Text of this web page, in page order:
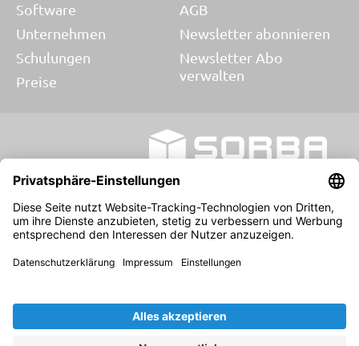
Software
Unternehmen
Schulungen
Preise
AGB
Newsletter abonnieren
Newsletter Abo
verwalten
© 2026 SORBA EDV AG